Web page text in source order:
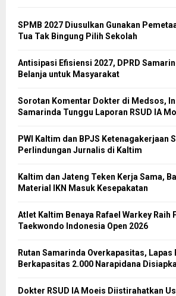
SPMB 2027 Diusulkan Gunakan
Tua Tak Bingung Pilih Sekolah
Antisipasi Efisiensi 2027, DPRD
Belanja untuk Masyarakat
Sorotan Komentar Dokter di Medsos,
Samarinda Tunggu Laporan RSUD IA
PWI Kaltim dan BPJS Ketenagakerjaan
Perlindungan Jurnalis di Kaltim
Kaltim dan Jateng Teken Kerja Sama,
Material IKN Masuk Kesepakatan
Atlet Kaltim Benaya Rafael Warkey Raih
Taekwondo Indonesia Open 2026
Rutan Samarinda Overkapasitas, Lapas
Berkapasitas 2.000 Narapidana
Dokter RSUD IA Moeis Diistirahatkan